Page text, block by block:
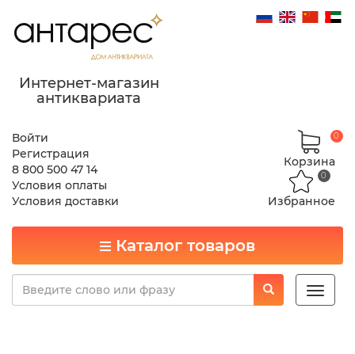
Интернет-магазин
антиквариата
Войти
Регистрация
8 800 500 47 14
Условия оплаты
Условия доставки
Корзина
0
Избранное
0
Каталог товаров
Toggle